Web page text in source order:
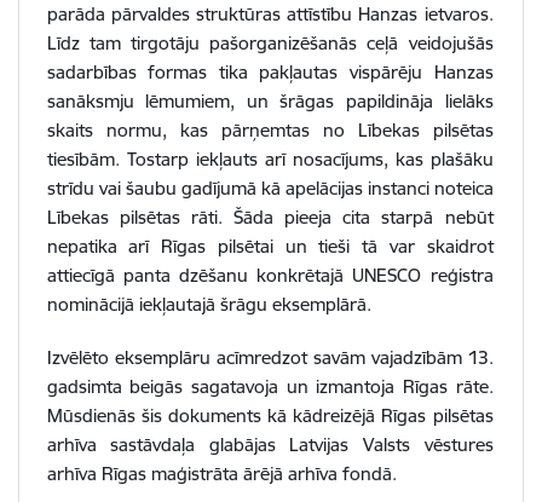
parāda pārvaldes struktūras attīstību Hanzas ietvaros.
Līdz tam tirgotāju pašorganizēšanās ceļā veidojušās
sadarbības formas tika pakļautas vispārēju Hanzas
sanāksmju lēmumiem, un šrāgas papildināja lielāks
skaits normu, kas pārņemtas no Lībekas pilsētas
tiesībām. Tostarp iekļauts arī nosacījums, kas plašāku
strīdu vai šaubu gadījumā kā apelācijas instanci noteica
Lībekas pilsētas rāti. Šāda pieeja cita starpā nebūt
nepatika arī Rīgas pilsētai un tieši tā var skaidrot
attiecīgā panta dzēšanu konkrētajā UNESCO reģistra
nominācijā iekļautajā šrāgu eksemplārā.
Izvēlēto eksemplāru acīmredzot savām vajadzībām 13.
gadsimta beigās sagatavoja un izmantoja Rīgas rāte.
Mūsdienās šis dokuments kā kādreizējā Rīgas pilsētas
arhīva sastāvdaļa glabājas Latvijas Valsts vēstures
arhīva Rīgas maģistrāta ārējā arhīva fondā.